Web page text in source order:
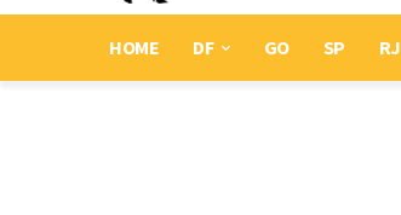
HOME DF GO SP RJ